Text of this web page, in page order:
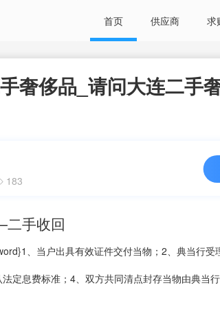
首页 供应商 求
奢侈品_请问大连二手
183
手收回
、当户出具有效证件交付当物；2、典当行
定息费标准；4、双方共同清点封存当物由典当